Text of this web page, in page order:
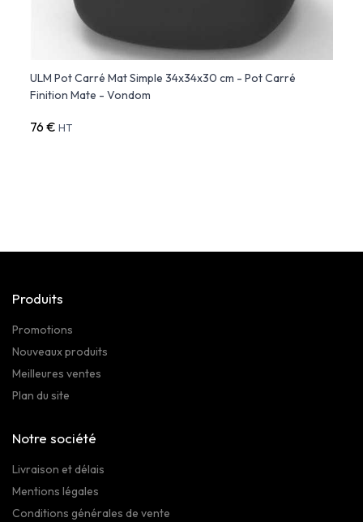
ULM Pot Carré Mat Simple 34x34x30 cm - Pot Carré
Finition Mate - Vondom
76 € HT
Produits
Promotions
Nouveaux produits
Meilleures ventes
Plan du site
Notre société
Livraison et délais
Mentions légales
Conditions générales de vente